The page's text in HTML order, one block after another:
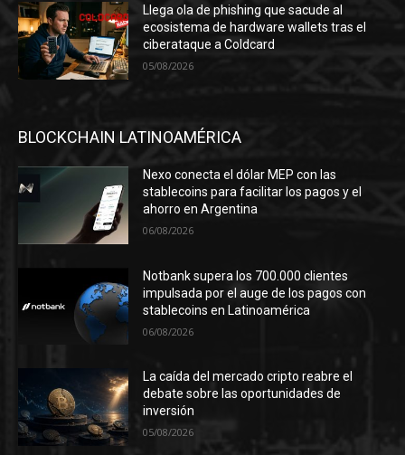
Llega ola de phishing que sacude al
ecosistema de hardware wallets tras el
ciberataque a Coldcard
05/08/2026
BLOCKCHAIN LATINOAMÉRICA
Nexo conecta el dólar MEP con las
stablecoins para facilitar los pagos y el
ahorro en Argentina
06/08/2026
Notbank supera los 700.000 clientes
impulsada por el auge de los pagos con
stablecoins en Latinoamérica
06/08/2026
La caída del mercado cripto reabre el
debate sobre las oportunidades de
inversión
05/08/2026